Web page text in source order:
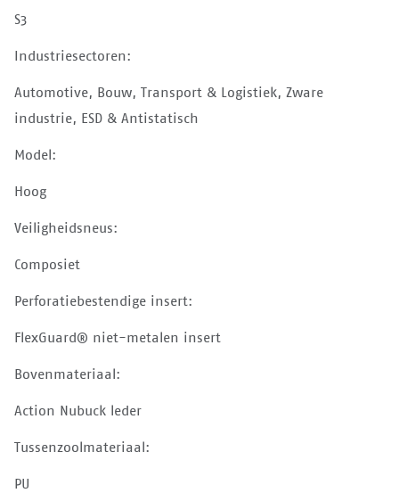
S3
Industriesectoren:
Automotive, Bouw, Transport & Logistiek, Zware
industrie, ESD & Antistatisch
Model:
Hoog
Veiligheidsneus:
Composiet
Perforatiebestendige insert:
FlexGuard® niet-metalen insert
Bovenmateriaal:
Action Nubuck leder
Tussenzoolmateriaal:
PU